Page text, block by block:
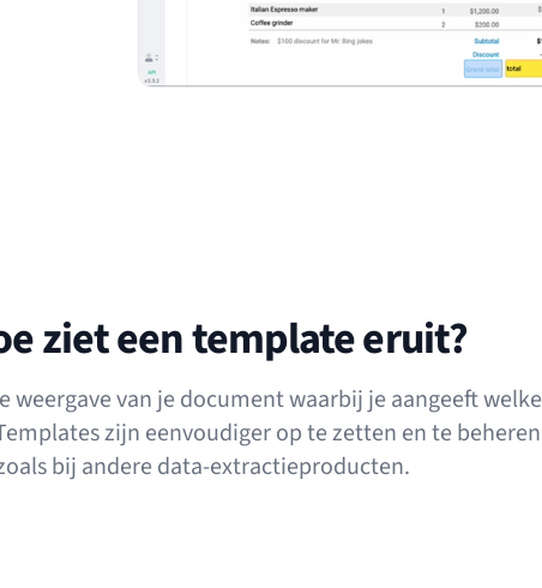
ziet een template eruit?
weergave van je document waarbij je aangeeft welke
zijn eenvoudiger op te zetten en te beheren
bij andere data-extractieproducten.